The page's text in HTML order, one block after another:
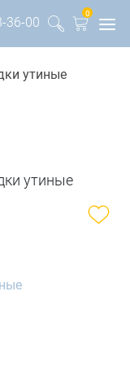
36-00
0
утиные
утиные